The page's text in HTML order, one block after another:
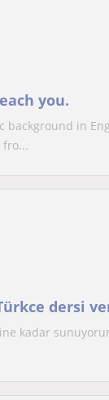
you.
background in
fro...
dersi
kadar